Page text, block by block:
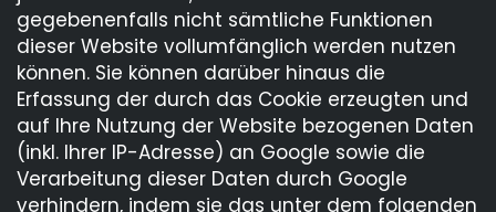
gegebenenfalls nicht sämtliche Funktionen
dieser Website vollumfänglich werden nutzen
können. Sie können darüber hinaus die
Erfassung der durch das Cookie erzeugten und
auf Ihre Nutzung der Website bezogenen Daten
(inkl. Ihrer IP-Adresse) an Google sowie die
Verarbeitung dieser Daten durch Google
verhindern, indem sie das unter dem folgenden